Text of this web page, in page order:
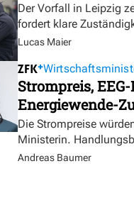
Der Vorfall in Leipzig
fordert klare
Lucas Maier
Strompreis,
Energiewende-
Die Strompreise
Ministerin.
Andreas Baumer